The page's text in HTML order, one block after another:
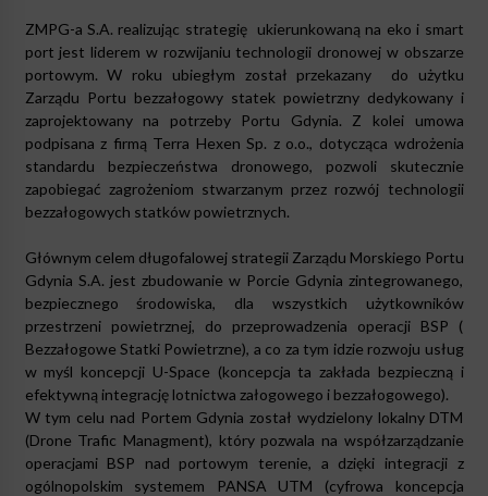
ZMPG-a S.A. realizując strategię ukierunkowaną na eko i smart
port jest liderem w rozwijaniu technologii dronowej w obszarze
portowym. W roku ubiegłym został przekazany do użytku
Zarządu Portu bezzałogowy statek powietrzny dedykowany i
zaprojektowany na potrzeby Portu Gdynia. Z kolei umowa
podpisana z firmą Terra Hexen Sp. z o.o., dotycząca wdrożenia
standardu bezpieczeństwa dronowego, pozwoli skutecznie
zapobiegać zagrożeniom stwarzanym przez rozwój technologii
bezzałogowych statków powietrznych.
Głównym celem długofalowej strategii Zarządu Morskiego Portu
Gdynia S.A. jest zbudowanie w Porcie Gdynia zintegrowanego,
bezpiecznego środowiska, dla wszystkich użytkowników
przestrzeni powietrznej, do przeprowadzenia operacji BSP (
Bezzałogowe Statki Powietrzne), a co za tym idzie rozwoju usług
w myśl koncepcji U-Space (koncepcja ta zakłada bezpieczną i
efektywną integrację lotnictwa załogowego i bezzałogowego).
W tym celu nad Portem Gdynia został wydzielony lokalny DTM
(Drone Trafic Managment), który pozwala na współzarządzanie
operacjami BSP nad portowym terenie, a dzięki integracji z
ogólnopolskim systemem PANSA UTM (cyfrowa koncepcja